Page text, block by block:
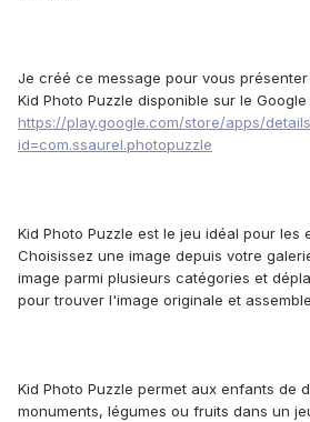
Je créé ce message pour vous
Kid Photo Puzzle disponible sur le Google
https://play.google.com/store/apps/
id=com.ssaurel.photopuzzle
Kid Photo Puzzle est le jeu idéal pour les
Choisissez une image depuis votre
image parmi plusieurs catégories et
pour trouver l'image originale et
Kid Photo Puzzle permet aux enfants de
monuments, légumes ou fruits dans un